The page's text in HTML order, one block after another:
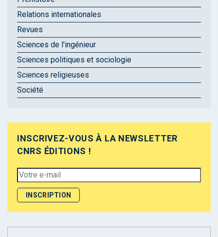
Relations internationales
Revues
Sciences de l'ingénieur
Sciences politiques et sociologie
Sciences religieuses
Société
INSCRIVEZ-VOUS À LA NEWSLETTER
CNRS ÉDITIONS !